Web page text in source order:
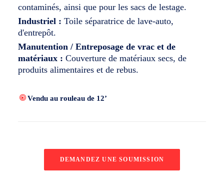
contaminés, ainsi que pour les sacs de lestage.
Industriel : Toile séparatrice de lave-auto,
d'entrepôt.
Manutention / Entreposage de vrac et de
matériaux : Couverture de matériaux secs, de
produits alimentaires et de rebus.
Vendu au rouleau de 12’
DEMANDEZ UNE SOUMISSION